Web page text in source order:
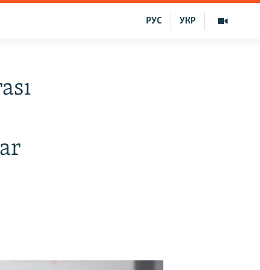
УКР
РУС